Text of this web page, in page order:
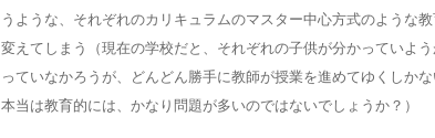
うような、それぞれのカリキュラムのマスター中心方式のような教
変えてしまう（現在の学校だと、それぞれの子供が分かっていよ
っていなかろうが、どんどん勝手に教師が授業を進めてゆくしかな
本当は教育的には、かなり問題が多いのではないでしょうか？）